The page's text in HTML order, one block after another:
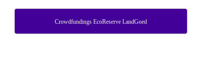
Crowdfundings EcoReserve LandGoed